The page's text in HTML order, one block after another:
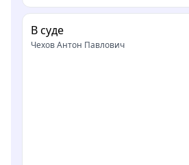
В суде
Чехов Антон Павлович